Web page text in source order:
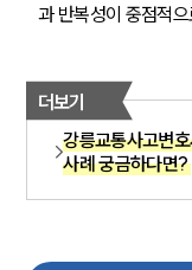
과 반복성이 중점적
더보기
강릉교통사고변
사례 궁금하다면?